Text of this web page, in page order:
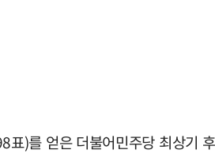
)를 얻은 더불어민주당 최상기